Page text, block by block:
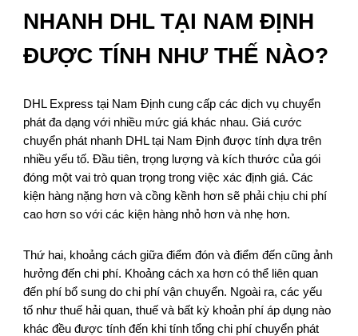
NHANH DHL TẠI NAM ĐỊNH
ĐƯỢC TÍNH NHƯ THẾ NÀO?
DHL Express tại Nam Định cung cấp các dịch vụ chuyển
phát đa dạng với nhiều mức giá khác nhau. Giá cước
chuyển phát nhanh DHL tại Nam Định được tính dựa trên
nhiều yếu tố. Đầu tiên, trọng lượng và kích thước của gói
đóng một vai trò quan trọng trong việc xác định giá. Các
kiện hàng nặng hơn và cồng kềnh hơn sẽ phải chịu chi phí
cao hơn so với các kiện hàng nhỏ hơn và nhẹ hơn.
Thứ hai, khoảng cách giữa điểm đón và điểm đến cũng ảnh
hưởng đến chi phí. Khoảng cách xa hơn có thể liên quan
đến phí bổ sung do chi phí vận chuyển. Ngoài ra, các yếu
tố như thuế hải quan, thuế và bất kỳ khoản phí áp dụng nào
khác đều được tính đến khi tính tổng chi phí chuyển phát